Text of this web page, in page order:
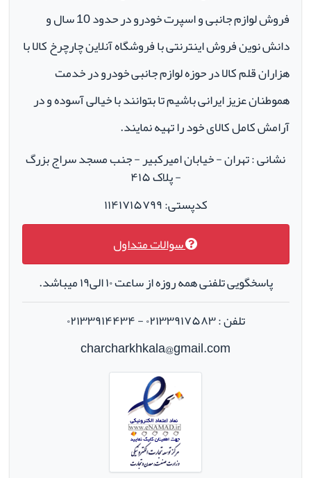
فروش لوازم جانبی و اسپرت خودرو در حدود 10 سال و
دانش نوین فروش اینترنتی با فروشگاه آنلاین چارچرخ کالا با
هزاران قلم کالا در حوزه لوازم جانبی خودرو در خدمت
هموطنان عزیز ایرانی باشیم تا بتوانند با خیالی آسوده و در
آرامش کامل کالای خود را تهیه نمایند.
نشانی : تهران - خیابان امیرکبیر - جنب مسجد سراج بزرگ
- پلاک ۴۱۵
کدپستی: ۱۱۴۱۷۱۵۷۹۹
سوالات متداول
پاسخگویی تلفنی همه روزه از ساعت ۱۰ الی۱۹ میباشد.
تلفن : ۰۲۱۳۳۹۱۷۵۸۳ - ۰۲۱۳۳۹۱۴۴۳۴
charcharkhkala@gmail.com